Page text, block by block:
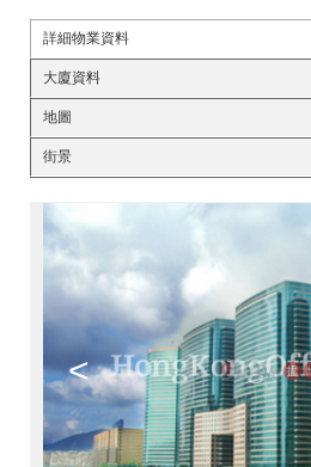
詳細物業資料
大廈資料
地圖
街景
<